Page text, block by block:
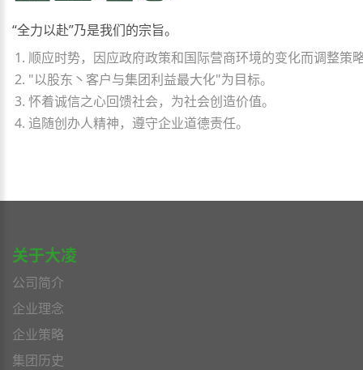
“全力以赴”乃是我们的宗旨。
顺应时势，因应政府政策和国际营商环境的变化而调整策
"以股东丶客户与集团利益最大化"为目标。
怀着诚信之心回馈社会，为社会创造价值。
追随创办人精神，遵守企业道德责任。
关于大凌
公司简介
企业理念
企业策略
集团历史